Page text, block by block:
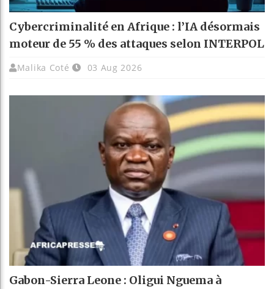
Cybercriminalité en Afrique : l’IA désormais
moteur de 55 % des attaques selon INTERPOL
Malika Coté 03 Aug 2026
Gabon-Sierra Leone : Oligui Nguema à